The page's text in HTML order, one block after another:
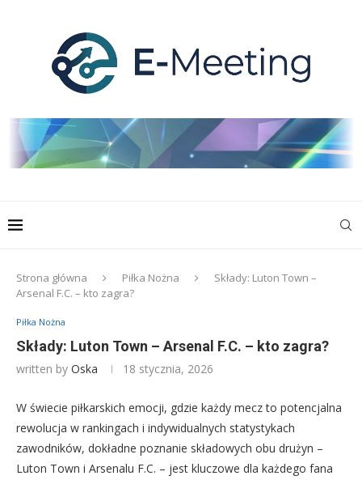
Strona główna Piłka Nożna
Składy: Luton Town –
Arsenal F.C. – kto zagra?
Piłka Nożna
Składy: Luton Town – Arsenal F.C. – kto zagra?
written by Oska 18 stycznia, 2026
W świecie piłkarskich emocji, gdzie każdy mecz to potencjalna
rewolucja w rankingach i indywidualnych statystykach
zawodników, dokładne poznanie składowych obu drużyn –
Luton Town i Arsenalu F.C. – jest kluczowe dla każdego fana